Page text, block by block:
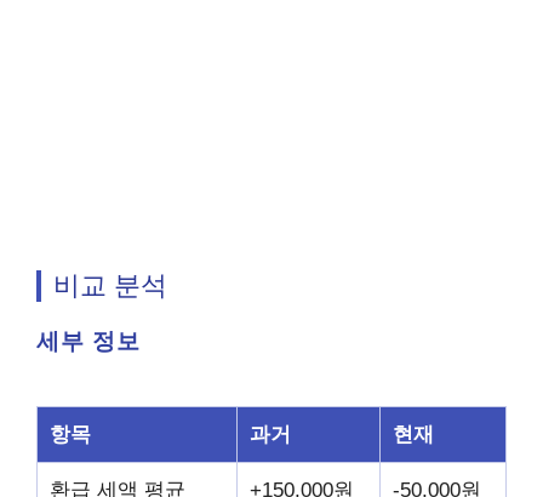
비교 분석
세부 정보
항목 과거 현재
환급 세액 평균 +150,000원 -50,000원